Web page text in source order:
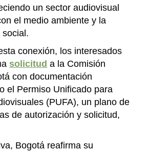
un sector audiovisual
el medio ambiente y la
social.
conexión, los interesados
solicitud a la Comisión
con documentación
el Permiso Unificado para
(PUFA), un plano de
de autorización y solicitud,
Bogotá reafirma su